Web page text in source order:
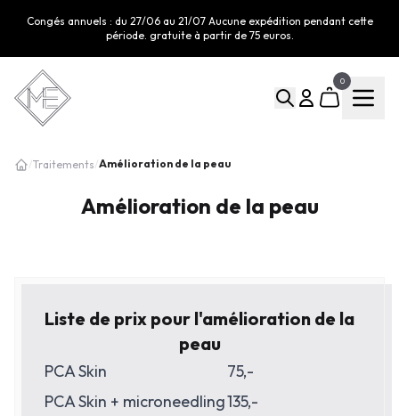
Congés annuels : du 27/06 au 21/07 Aucune expédition pendant cette
période. gratuite à partir de 75 euros.
0
/Traitements/Amélioration de la peau
Amélioration de la peau
Liste de prix pour l'amélioration de la
peau
PCA Skin
75,-
PCA Skin + microneedling135,-